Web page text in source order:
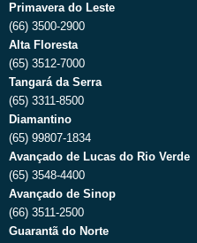
Primavera do Leste
(66) 3500-2900
Alta Floresta
(65) 3512-7000
Tangará da Serra
(65) 3311-8500
Diamantino
(65) 99807-1834
Avançado de Lucas do Rio Verde
(65) 3548-4400
Avançado de Sinop
(66) 3511-2500
Guarantã do Norte